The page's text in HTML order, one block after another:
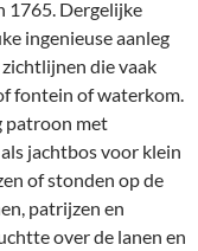
1765. Dergelijke
ingenieuse aanleg
die vaak
fontein of waterkom.
patroon met
jachtbos voor klein
of stonden op de
patrijzen en
over de lanen en